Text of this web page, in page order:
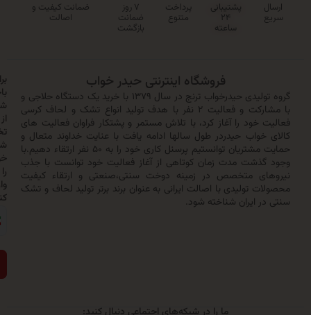
پشتیبانی
۲۴
پرداخت
متنوع
۷ روز
ضمانت
ضمانت کیفیت و
اصالت
فروشگاه اینترنتی حیدر خواب
گروه تولیدی حیدرخواب ترنج در سال ۱۳۷۹ با خرید یک دستگاه حلاجی و
با مشارکت و فعالیت ۲ نفر با هدف تولید انواع تشک و لحاف کرسی
خود را آغاز کرد، با تلاش مستمر و پشتکار فراوان فعالیت های
حیدردر طول سالها ادامه یافت با عنایت خداوند متعال و
حمایت مشتریان توانستیم پرسنل کاری خود را به ۵۰ نفر ارتقاء دهیم.با
مدت زمان کوتاهی از آغاز فعالیت خود توانست با جذب
متخصص در زمینه دوخت سنتی،صنعتی و ارتقاء کیفیت
تولیدی با اصالت ایرانی به عنوان برند برتر تولید لحاف و تشک
ایران شناخته شود.
باخبر
شدن
تخفیف‌ها
شماره
خود
را
وارد
کنید: